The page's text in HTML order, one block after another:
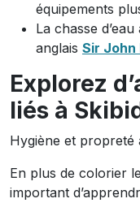
équipements
La chasse
anglais Sir
Explorez
liés à
Hygiène et propreté
En plus de colorier
important